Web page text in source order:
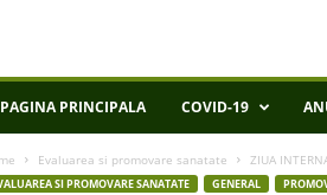
PAGINA PRINCIPALA COVID-19
Evaluarea si promovare sanatate ZIUA
SI PROMOVARE SANATATE GENERAL